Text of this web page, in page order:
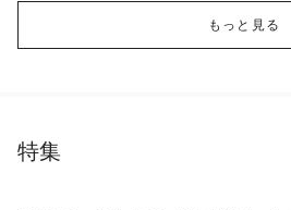
もっと見る
特集